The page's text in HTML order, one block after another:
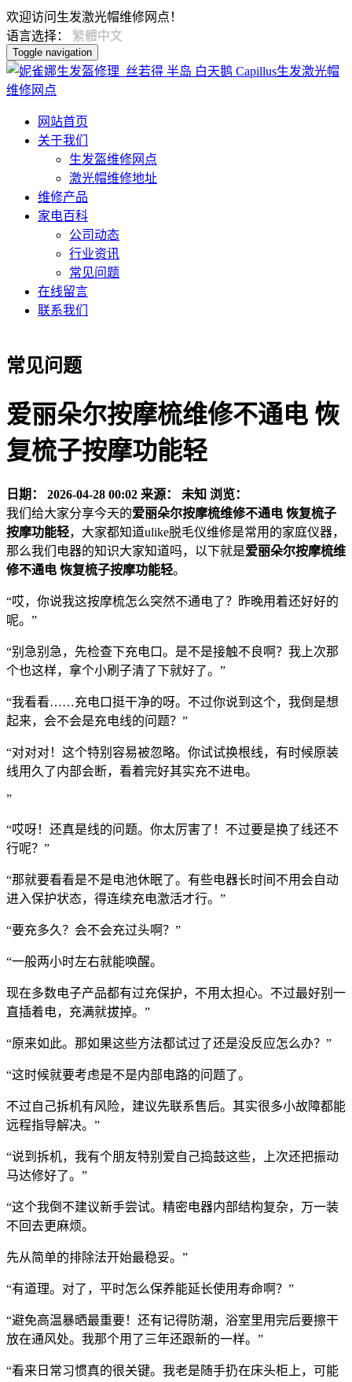
欢迎访问生发激光帽维修网点！
语言选择： 繁體中文
Toggle navigation
网站首页
关于我们
生发盔维修网点
激光帽维修地址
维修产品
家电百科
公司动态
行业资讯
常见问题
在线留言
联系我们
常见问题
爱丽朵尔按摩梳维修不通电 恢
复梳子按摩功能轻
日期： 2026-04-28 00:02 来源： 未知 浏览：
我们给大家分享今天的爱丽朵尔按摩梳维修不通电 恢复梳子
按摩功能轻，大家都知道ulike脱毛仪维修是常用的家庭仪器，
那么我们电器的知识大家知道吗，以下就是爱丽朵尔按摩梳维
修不通电 恢复梳子按摩功能轻。
“哎，你说我这按摩梳怎么突然不通电了？昨晚用着还好好的
呢。”
“别急别急，先检查下充电口。是不是接触不良啊？我上次那
个也这样，拿个小刷子清了下就好了。”
“我看看……充电口挺干净的呀。不过你说到这个，我倒是想
起来，会不会是充电线的问题？”
“对对对！这个特别容易被忽略。你试试换根线，有时候原装
线用久了内部会断，看着完好其实充不进电。
”
“哎呀！还真是线的问题。你太厉害了！不过要是换了线还不
行呢？”
“那就要看看是不是电池休眠了。有些电器长时间不用会自动
进入保护状态，得连续充电激活才行。”
“要充多久？会不会充过头啊？”
“一般两小时左右就能唤醒。
现在多数电子产品都有过充保护，不用太担心。不过最好别一
直插着电，充满就拔掉。”
“原来如此。那如果这些方法都试过了还是没反应怎么办？”
“这时候就要考虑是不是内部电路的问题了。
不过自己拆机有风险，建议先联系售后。其实很多小故障都能
远程指导解决。”
“说到拆机，我有个朋友特别爱自己捣鼓这些，上次还把振动
马达修好了。”
“这个我倒不建议新手尝试。精密电器内部结构复杂，万一装
不回去更麻烦。
先从简单的排除法开始最稳妥。”
“有道理。对了，平时怎么保养能延长使用寿命啊？”
“避免高温暴晒最重要！还有记得防潮，浴室里用完后要擦干
放在通风处。我那个用了三年还跟新的一样。”
“看来日常习惯真的很关键。我老是随手扔在床头柜上，可能